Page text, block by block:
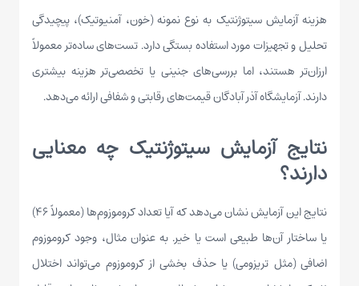
هزینه آزمایش سیتوژنتیک به نوع نمونه (خون، آمنیوتیک)، پیچیدگی
تحلیل و تجهیزات مورد استفاده بستگی دارد. تست‌های ساده‌تر معمولاً
ارزان‌تر هستند، اما بررسی‌های جنینی یا تخصصی‌تر هزینه بیشتری
دارند. آزمایشگاه آذر آبادگان قیمت‌های رقابتی و شفافی ارائه می‌دهد.
نتایج آزمایش سیتوژنتیک چه معنایی
دارند؟
نتایج این آزمایش نشان می‌دهد که آیا تعداد کروموزوم‌ها (معمولاً ۴۶)
یا ساختار آن‌ها طبیعی است یا خیر. به عنوان مثال، وجود کروموزوم
اضافی (مثل تریزومی) یا حذف بخشی از کروموزوم می‌تواند اختلال